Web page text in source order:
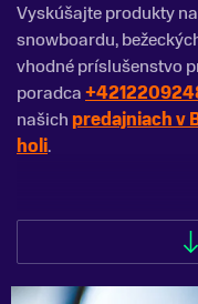
Vyskúšajte produkty na
snowboardu,
vhodné príslušenstvo
poradca
našich predajniach v
holi.